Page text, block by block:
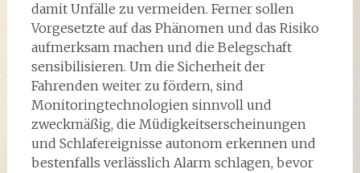
damit Unfälle zu vermeiden. Ferner sollen
Vorgesetzte auf das Phänomen und das Risiko
aufmerksam machen und die Belegschaft
sensibilisieren. Um die Sicherheit der
Fahrenden weiter zu fördern, sind
Monitoringtechnologien sinnvoll und
zweckmäßig, die Müdigkeitserscheinungen
und Schlafereignisse autonom erkennen und
bestenfalls verlässlich Alarm schlagen, bevor